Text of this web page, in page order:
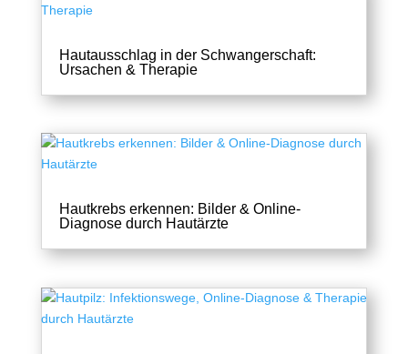
Hautausschlag in der Schwangerschaft:
Ursachen & Therapie
Hautkrebs erkennen: Bilder & Online-
Diagnose durch Hautärzte